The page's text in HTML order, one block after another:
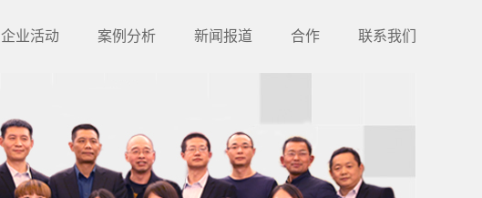
企业活动 案例分析 新闻报道 合作 联系我们